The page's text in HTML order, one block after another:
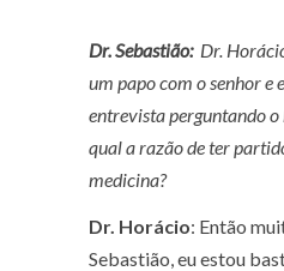
Dr. Sebastião:Dr.
um papo com o senhor e
entrevista perguntando o
qual a razão de ter
medicina?
Dr. Horácio: Então
Sebastião, eu estou